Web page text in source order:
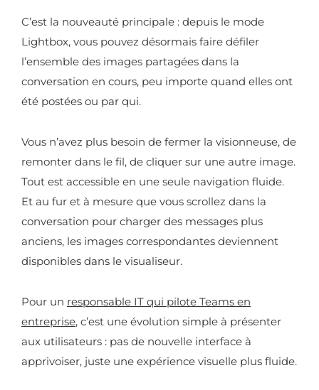
C’est la nouveauté principale : depuis le mode
Lightbox, vous pouvez désormais faire défiler
l’ensemble des images partagées dans la
conversation en cours, peu importe quand elles ont
été postées ou par qui.
Vous n’avez plus besoin de fermer la visionneuse, de
remonter dans le fil, de cliquer sur une autre image.
Tout est accessible en une seule navigation fluide.
Et au fur et à mesure que vous scrollez dans la
conversation pour charger des messages plus
anciens, les images correspondantes deviennent
disponibles dans le visualiseur.
Pour un responsable IT qui pilote Teams en
entreprise, c’est une évolution simple à présenter
aux utilisateurs : pas de nouvelle interface à
apprivoiser, juste une expérience visuelle plus fluide.